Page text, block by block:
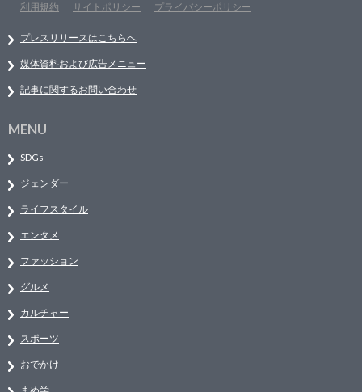
利用規約
サイトポリシー プライバシーポリシー
プレスリリースはこちらへ
媒体資料および広告メニュー
記事に関するお問い合わせ
MENU
SDGs
ジェンダー
ライフスタイル
エンタメ
ファッション
グルメ
カルチャー
スポーツ
おでかけ